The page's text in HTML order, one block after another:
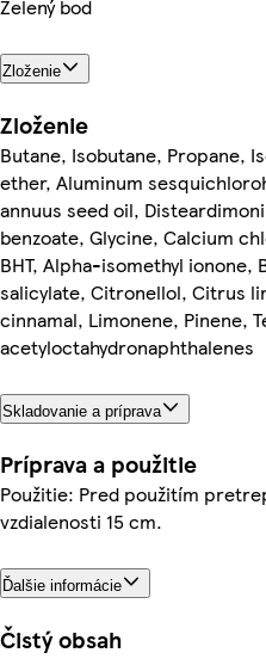
Zelený bod
Zloženie
Zloženie
Butane, Isobutane, Propane,
ether, Aluminum
annuus seed oil,
benzoate, Glycine, Calcium
BHT, Alpha-isomethyl ionone,
salicylate, Citronellol, Citrus
cinnamal, Limonene, Pinene,
acetyloctahydronaphthalenes
Skladovanie a príprava
Príprava a použitie
Použitie: Pred použitím
vzdialenosti 15 cm.
Ďalšie informácie
Čistý obsah